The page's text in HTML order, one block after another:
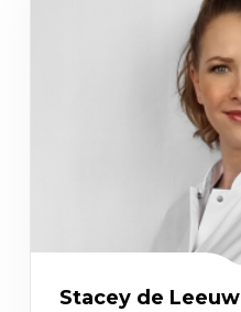
Stacey de Leeuw